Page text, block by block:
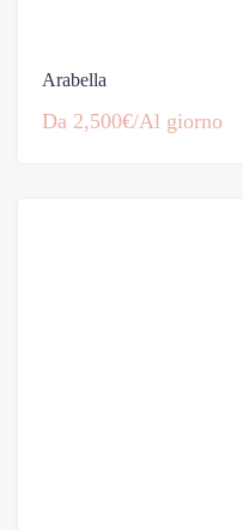
Arabella
Da 2,500€/Al giorno